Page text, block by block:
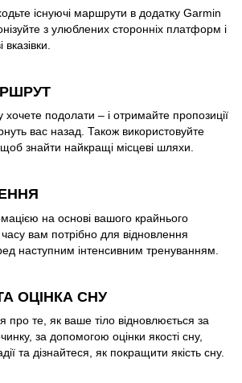
існуючі маршрути в додатку Garmin
з улюблених сторонніх платформ і
хочете подолати – і отримайте пропозиції
вас назад. Також використовуйте
знайти найкращі місцеві шляхи.
на основі вашого крайнього
вам потрібно для відновлення
наступним інтенсивним тренуванням.
ОЦІНКА СНУ
про те, як ваше тіло відновлюється за
за допомогою оцінки якості сну,
та дізнайтеся, як покращити якість сну.